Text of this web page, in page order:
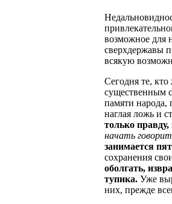
возможное для
сверхдержавы
всякую
Сегодня те,
существенным
памяти народа,
наглая ложь и
только
начать
занимается
сохранения
оболгать,
тупика. Уже
них, прежде